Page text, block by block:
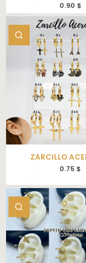
0.90 $
ZARCILLO
0.75 $